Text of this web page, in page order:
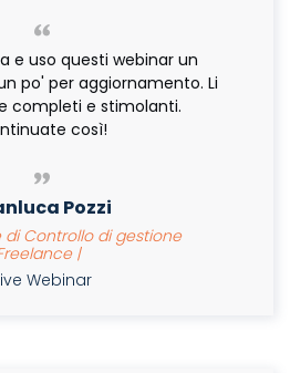
e uso questi webinar un
po' per aggiornamento. Li
completi e stimolanti.
così!
Pozzi
di Controllo di gestione
|
Webinar